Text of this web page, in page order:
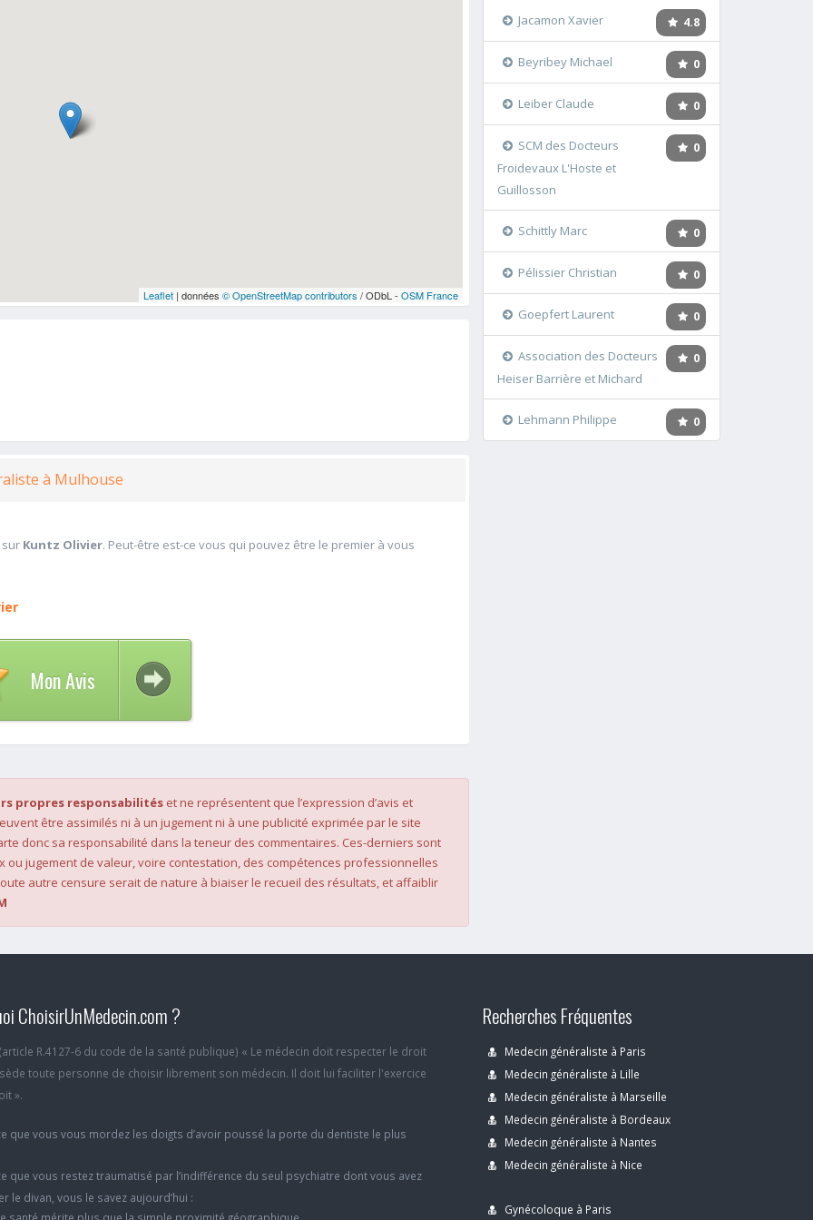
Leaflet| données © OpenStreetMap contributors / ODbL - OSM France
à Mulhouse
Kuntz Olivier. Peut-être est-ce vous qui pouvez être le premier à vous
Mon Avis
propres responsabilités et ne représentent que l’expression d’avis et
être assimilés ni à un jugement ni à une publicité exprimée par le site
donc sa responsabilité dans la teneur des commentaires. Ces-derniers sont
jugement de valeur, voire contestation, des compétences professionnelles
autre censure serait de nature à biaiser le recueil des résultats, et affaiblir
4.8
Jacamon Xavier
0
Beyribey Michael
0
Leiber Claude
0
SCM des Docteurs
Froidevaux L'Hoste et
Guillosson
0
Schittly Marc
0
Pélissier Christian
0
Goepfert Laurent
0
Association des Docteurs
Heiser Barrière et Michard
0
Lehmann Philippe
ChoisirUnMedecin.com ?
R.4127-6 du code de la santé publique) « Le médecin doit respecter le droit
toute personne de choisir librement son médecin. Il doit lui faciliter l'exercice
».
que vous vous mordez les doigts d’avoir poussé la porte du dentiste le plus
que vous restez traumatisé par l’indifférence du seul psychiatre dont vous avez
le divan, vous le savez aujourd’hui :
Recherches Fréquentes
Medecin généraliste à Paris
Medecin généraliste à Lille
Medecin généraliste à Marseille
Medecin généraliste à Bordeaux
Medecin généraliste à Nantes
Medecin généraliste à Nice
Gynécoloque à Paris